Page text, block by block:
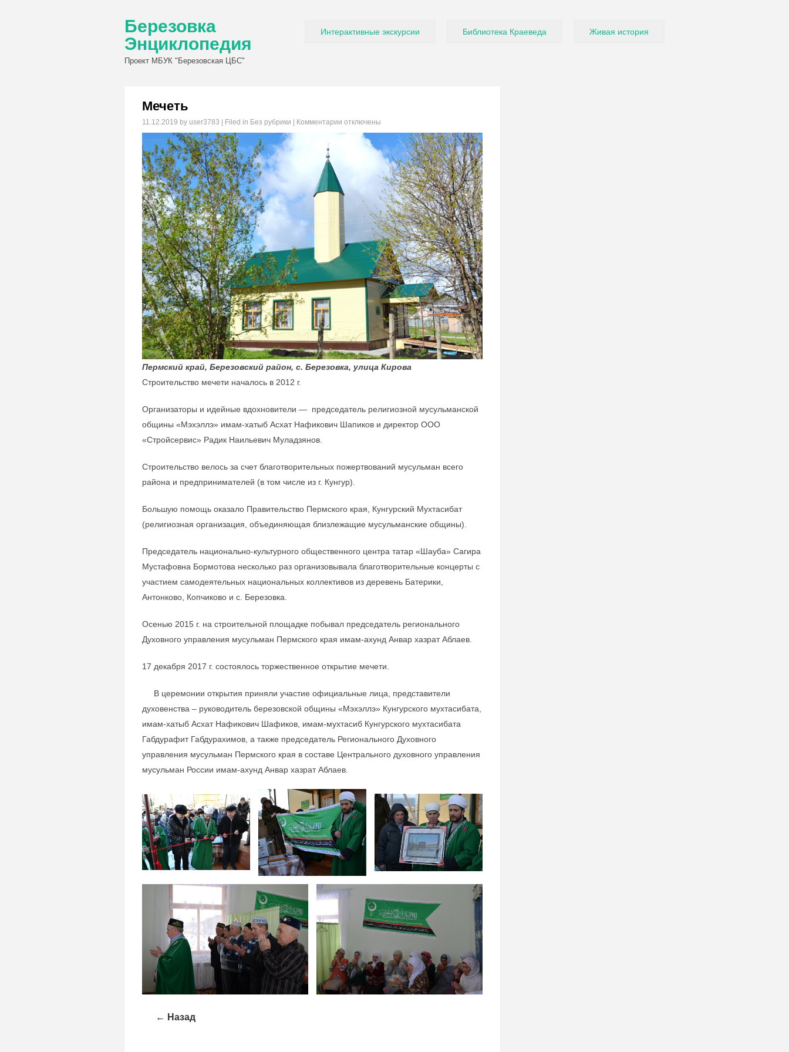
Березовка
Энциклопедия
Проект МБУК "Березовская ЦБС"
Интерактивные экскурсии Библиотека Краеведа Живая история
Мечеть
11.12.2019 by user3783 | Filed in Без рубрики Комментарии отключены
Пермский край, Березовский район, с. Березовка, улица Кирова
Строительство мечети началось в 2012 г.
Организаторы и идейные вдохновители — председатель религиозной мусульманской
общины «Мэхэллэ» имам-хатыб Асхат Нафикович Шапиков и директор ООО
«Стройсервис» Радик Наильевич Муладзянов.
Строительство велось за счет благотворительных пожертвований мусульман всего
района и предпринимателей (в том числе из г. Кунгур).
Большую помощь оказало Правительство Пермского края, Кунгурский Мухтасибат
(религиозная организация, объединяющая близлежащие мусульманские общины).
Председатель национально-культурного общественного центра татар «Шауба» Сагира
Мустафовна Бормотова несколько раз организовывала благотворительные концерты с
участием самодеятельных национальных коллективов из деревень Батерики,
Антонково, Копчиково и с. Березовка.
Осенью 2015 г. на строительной площадке побывал председатель регионального
Духовного управления мусульман Пермского края имам-ахунд Анвар хазрат Аблаев.
17 декабря 2017 г. состоялось торжественное открытие мечети.
В церемонии открытия приняли участие официальные лица, представители
духовенства – руководитель березовской общины «Мэхэллэ» Кунгурского мухтасибата,
имам-хатыб Асхат Нафикович Шафиков, имам-мухтасиб Кунгурского мухтасибата
Габдурафит Габдурахимов, а также председатель Регионального Духовного
управления мусульман Пермского края в составе Центрального духовного управления
мусульман России имам-ахунд Анвар хазрат Аблаев.
← Назад